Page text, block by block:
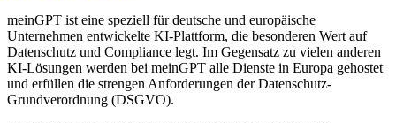
meinGPT ist eine speziell für deutsche und europäische
Unternehmen entwickelte KI-Plattform, die besonderen Wert auf
Datenschutz und Compliance legt. Im Gegensatz zu vielen anderen
KI-Lösungen werden bei meinGPT alle Dienste in Europa gehostet
und erfüllen die strengen Anforderungen der Datenschutz-
Grundverordnung (DSGVO).